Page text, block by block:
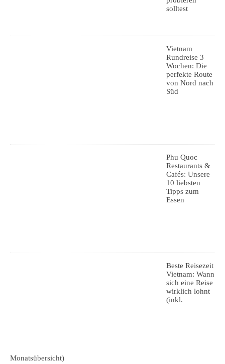
solltest
Vietnam
Rundreise 3
Wochen: Die
perfekte Route
von Nord nach
Süd
Phu Quoc
Restaurants &
Cafés: Unsere
10 liebsten
Tipps zum
Essen
Beste Reisezeit
Vietnam: Wann
sich eine Reise
wirklich lohnt
(inkl.
Monatsübersicht)